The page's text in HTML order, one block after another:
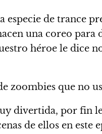
especie de trance
una coreo para
héroe le dice
zoombies que no
divertida, por fin
de ellos en este